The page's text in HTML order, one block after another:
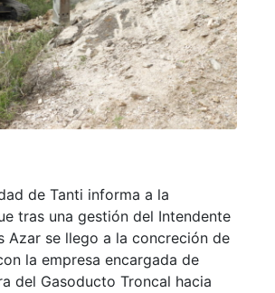
de Tanti informa a la
tras una gestión del Intendente
Azar se llego a la concreción de
la empresa encargada de
del Gasoducto Troncal hacia